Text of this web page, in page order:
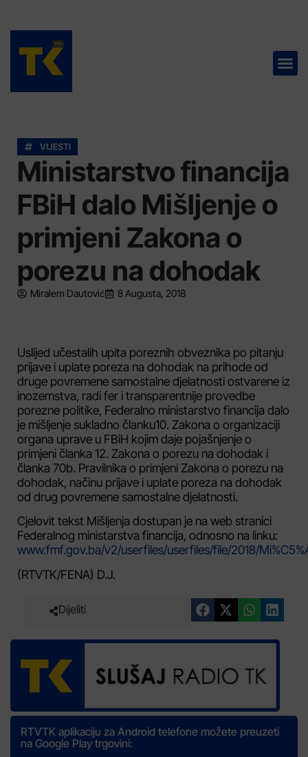
VIJESTI
Ministarstvo financija
FBiH dalo Mišljenje o
primjeni Zakona o
porezu na dohodak
Miralem Dautović 8 Augusta, 2018
Uslijed učestalih upita poreznih obveznika po pitanju
prijave i uplate poreza na dohodak na prihode od
druge povremene samostalne djelatnosti ostvarene iz
inozemstva, radi fer i transparentnije provedbe
porezne politike, Federalno ministarstvo financija dalo
je mišljenje sukladno članku10. Zakona o organizaciji
organa uprave u FBiH kojim daje pojašnjenje o
primjeni članka 12. Zakona o porezu na dohodak i
članka 70b. Pravilnika o primjeni Zakona o porezu na
dohodak, načinu prijave i uplate poreza na dohodak
od drug povremene samostalne djelatnosti.
Cjelovit tekst Mišljenja dostupan je na web stranici
Federalnog ministarstva financija, odnosno na linku:
www.fmf.gov.ba/v2/userfiles/userfiles/file/2018/
(RTVTK/FENA) D.J.
Dijeliti
RTVTK aplikaciju za Android telefone možete preuzeti
na Google Play trgovini: